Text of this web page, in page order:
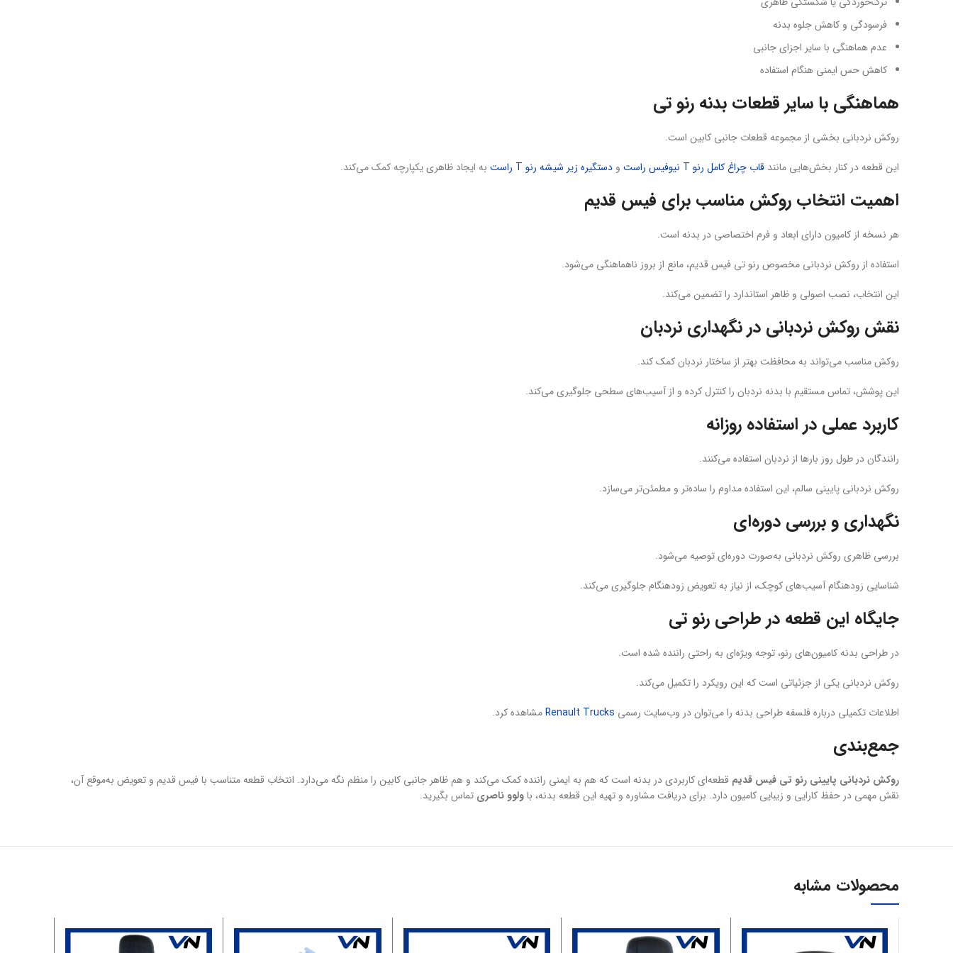
فرسودگی و کاهش جلوه بدنه
عدم هماهنگی با سایر اجزای جانبی
کاهش حس ایمنی هنگام استفاده
هماهنگی با سایر قطعات بدنه رنو تی
روکش نردبانی بخشی از مجموعه قطعات جانبی کابین است.
این قطعه در کنار بخش‌هایی مانند قاب چراغ کامل رنو T نیوفیس راست و دستگیره زیر شیشه رنو T راست به ایجاد ظاهری یکپارچه کمک می‌کند.
اهمیت انتخاب روکش مناسب برای فیس قدیم
هر نسخه از کامیون دارای ابعاد و فرم اختصاصی در بدنه است.
استفاده از روکش نردبانی مخصوص رنو تی فیس قدیم، مانع از بروز ناهماهنگی می‌شود.
این انتخاب، نصب اصولی و ظاهر استاندارد را تضمین می‌کند.
نقش روکش نردبانی در نگهداری نردبان
روکش مناسب می‌تواند به محافظت بهتر از ساختار نردبان کمک کند.
این پوشش، تماس مستقیم با بدنه نردبان را کنترل کرده و از آسیب‌های سطحی جلوگیری می‌کند.
کاربرد عملی در استفاده روزانه
رانندگان در طول روز بارها از نردبان استفاده می‌کنند.
روکش نردبانی پایینی سالم، این استفاده مداوم را ساده‌تر و مطمئن‌تر می‌سازد.
نگهداری و بررسی دوره‌ای
بررسی ظاهری روکش نردبانی به‌صورت دوره‌ای توصیه می‌شود.
شناسایی زودهنگام آسیب‌های کوچک، از نیاز به تعویض زودهنگام جلوگیری می‌کند.
جایگاه این قطعه در طراحی رنو تی
در طراحی بدنه کامیون‌های رنو، توجه ویژه‌ای به راحتی راننده شده است.
روکش نردبانی یکی از جزئیاتی است که این رویکرد را تکمیل می‌کند.
اطلاعات تکمیلی درباره فلسفه طراحی بدنه را می‌توان در وب‌سایت رسمی Renault Trucksمشاهده کرد.
جمع‌بندی
روکش نردبانی پایینی رنو تی فیس قدیم قطعه‌ای کاربردی در بدنه است که هم به ایمنی راننده کمک می‌کند و هم ظاهر جانبی کابین را منظم نگه می‌دارد. انتخاب قطعه متناسب با فیس قدیم و تعویض به‌موقع آن،
نقش مهمی در حفظ کارایی و زیبایی کامیون دارد. برای دریافت مشاوره و تهیه این قطعه بدنه، باولوو ناصری تماس بگیرید.
محصولات مشابه